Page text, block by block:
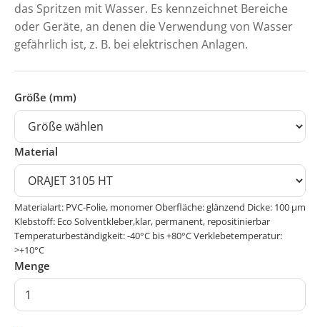
das Spritzen mit Wasser. Es kennzeichnet Bereiche
oder Geräte, an denen die Verwendung von Wasser
gefährlich ist, z. B. bei elektrischen Anlagen.
Größe (mm)
Material
Materialart: PVC-Folie, monomer Oberfläche: glänzend Dicke: 100 μm
Klebstoff: Eco Solventkleber,klar, permanent, repositinierbar
Temperaturbeständigkeit: -40°C bis +80°C Verklebetemperatur:
>+10°C
Menge